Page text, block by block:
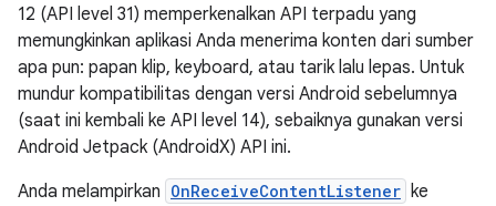
12 (API level 31) memperkenalkan API terpadu yang
memungkinkan aplikasi Anda menerima konten dari sumber
apa pun: papan klip, keyboard, atau tarik lalu lepas. Untuk
mundur kompatibilitas dengan versi Android sebelumnya
(saat ini kembali ke API level 14), sebaiknya gunakan versi
Android Jetpack (AndroidX) API ini.
Anda melampirkan OnReceiveContentListener ke